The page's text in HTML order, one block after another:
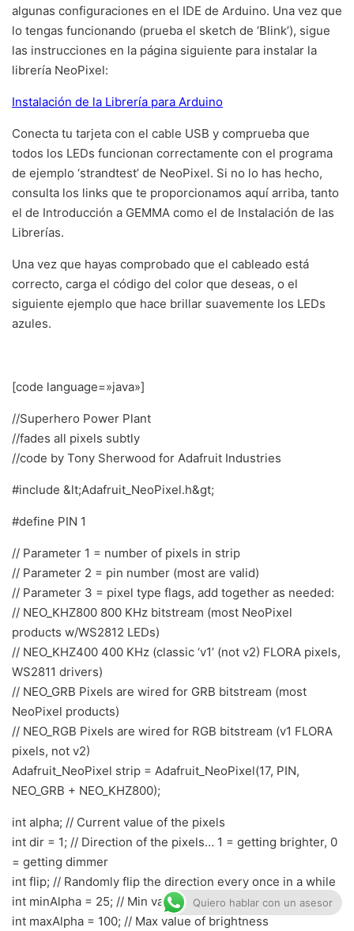
algunas configuraciones en el IDE de Arduino. Una vez que
lo tengas funcionando (prueba el sketch de ‘Blink’), sigue
las instrucciones en la página siguiente para instalar la
librería NeoPixel:
Instalación de la Librería para Arduino
Conecta tu tarjeta con el cable USB y comprueba que
todos los LEDs funcionan correctamente con el programa
de ejemplo ‘strandtest’ de NeoPixel. Si no lo has hecho,
consulta los links que te proporcionamos aquí arriba, tanto
el de Introducción a GEMMA como el de Instalación de las
Librerías.
Una vez que hayas comprobado que el cableado está
correcto, carga el código del color que deseas, o el
siguiente ejemplo que hace brillar suavemente los LEDs
azules.
[code language=»java»]
//Superhero Power Plant
//fades all pixels subtly
//code by Tony Sherwood for Adafruit Industries
#include &lt;Adafruit_NeoPixel.h&gt;
#define PIN 1
// Parameter 1 = number of pixels in strip
// Parameter 2 = pin number (most are valid)
// Parameter 3 = pixel type flags, add together as needed:
// NEO_KHZ800 800 KHz bitstream (most NeoPixel
products w/WS2812 LEDs)
// NEO_KHZ400 400 KHz (classic ‘v1’ (not v2) FLORA pixels,
WS2811 drivers)
// NEO_GRB Pixels are wired for GRB bitstream (most
NeoPixel products)
// NEO_RGB Pixels are wired for RGB bitstream (v1 FLORA
pixels, not v2)
Adafruit_NeoPixel strip = Adafruit_NeoPixel(17, PIN,
NEO_GRB + NEO_KHZ800);
int alpha; // Current value of the pixels
int dir = 1; // Direction of the pixels… 1 = getting brighter, 0
= getting dimmer
int flip; // Randomly flip the direction every once in a while
int minAlpha = 25; // Min value of brightness
int maxAlpha = 100; // Max value of brightness
Quiero hablar con un asesor